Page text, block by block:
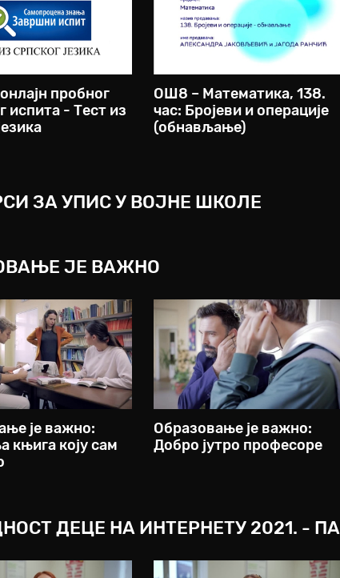
пробног
испита - Тест из
ОШ8 – Математика, 138.
час: Бројеви и операције
(обнављање)
ЗА УПИС У ВОЈНЕ ШКОЛЕ
ЈЕ ВАЖНО
је важно:
књига коју сам
Образовање је важно:
Добро јутро професоре
ДЕЦЕ НА ИНТЕРНЕТУ 2021. -